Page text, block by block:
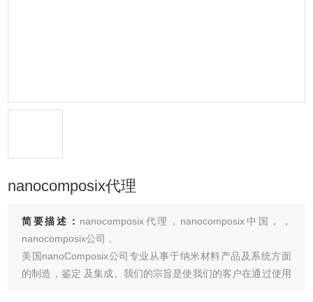
nanocomposix代理
简要描述： nanocomposix代理，nanocomposix中国，，
nanocomposix公司，
美国nanoComposix公司专业从事于纳米材料产品及系统方面
的制造，鉴定 及集成。我们的宗旨是使我们的客户在通过使用